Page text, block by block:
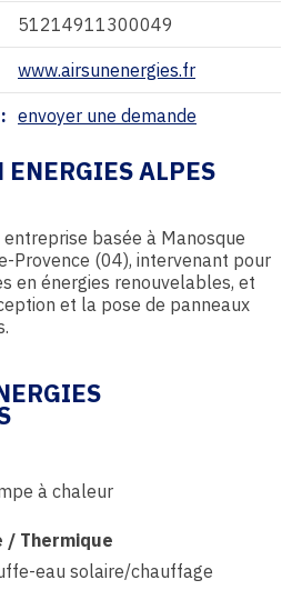
51214911300049
www.airsunenergies.fr
envoyer une demande
ENERGIES ALPES
basée à Manosque
Provence (04), intervenant pour
en énergies renouvelables, et
et la pose de panneaux
à chaleur
/ Thermique
eau solaire/chauffage